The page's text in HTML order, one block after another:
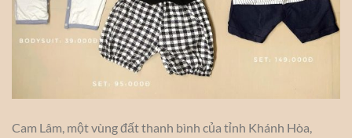
Cam Lâm, một vùng đất thanh bình của tỉnh Khánh Hòa,